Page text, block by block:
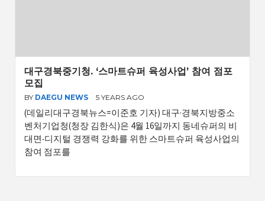
대구경북중기청. ‘스마트슈퍼 육성사업’ 참여 점포
모집
BY DAEGU NEWS 5 YEARS AGO
(데일리대구경북뉴스=이준호 기자) 대구·경북지방중소
벤처기업청(청장 김한식)은 4월 16일까지 동네슈퍼의 비
대면‧디지털 경쟁력 강화를 위한 스마트슈퍼 육성사업의
참여 점포를